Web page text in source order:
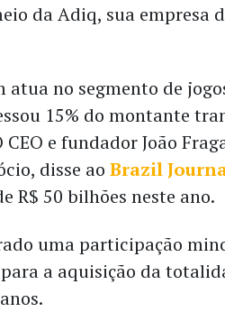
da Adiq, sua empresa
atua no segmento de
15% do montante
CEO e fundador João
disse aoBrazil
R$ 50 bilhões neste ano.
uma participação
para a aquisição da